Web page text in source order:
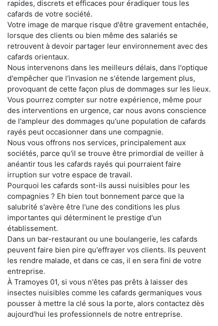
rapides, discrets et efficaces pour éradiquer tous les
cafards de votre société.
Votre image de marque risque d'être gravement entachée,
lorsque des clients ou bien même des salariés se
retrouvent à devoir partager leur environnement avec des
cafards orientaux.
Nous intervenons dans les meilleurs délais, dans l'optique
d'empêcher que l'invasion ne s'étende largement plus,
provoquant de cette façon plus de dommages sur les lieux.
Vous pourrez compter sur notre expérience, même pour
des interventions en urgence, car nous avons conscience
de l'ampleur des dommages qu'une population de cafards
rayés peut occasionner dans une compagnie.
Nous vous offrons nos services, principalement aux
sociétés, parce qu'il se trouve être primordial de veiller à
anéantir tous les cafards rayés qui pourraient faire
irruption sur votre espace de travail.
Pourquoi les cafards sont-ils aussi nuisibles pour les
compagnies ? Eh bien tout bonnement parce que la
salubrité s'avère être l'une des conditions les plus
importantes qui déterminent le prestige d'un
établissement.
Dans un bar-restaurant ou une boulangerie, les cafards
peuvent faire bien pire qu'effrayer vos clients. Ils peuvent
les rendre malade, et dans ce cas, il en sera fini de votre
entreprise.
À Tramoyes 01, si vous n'êtes pas prêts à laisser des
insectes nuisibles comme les cafards germaniques vous
pousser à mettre la clé sous la porte, alors contactez dès
aujourd'hui les professionnels de notre entreprise.